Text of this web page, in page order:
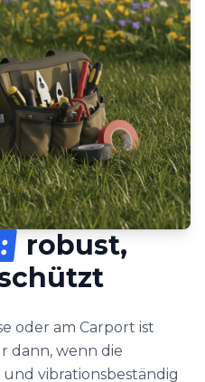
robust,
oder am Carport ist
dann, wenn die
vibrationsbeständig